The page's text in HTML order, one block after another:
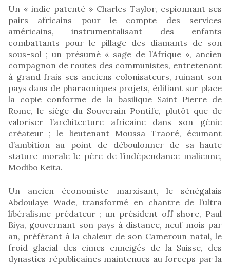
Un « indic patenté » Charles Taylor, espionnant ses
pairs africains pour le compte des services
américains, instrumentalisant des enfants
combattants pour le pillage des diamants de son
sous-sol ; un présumé « sage de l’Afrique », ancien
compagnon de routes des communistes, entretenant
à grand frais ses anciens colonisateurs, ruinant son
pays dans de pharaoniques projets, édifiant sur place
la copie conforme de la basilique Saint Pierre de
Rome, le siège du Souverain Pontife, plutôt que de
valoriser l’architecture africaine dans son génie
créateur ; le lieutenant Moussa Traoré, écumant
d’ambition au point de déboulonner de sa haute
stature morale le père de l’indépendance malienne,
Modibo Keita.
Un ancien économiste marxisant, le sénégalais
Abdoulaye Wade, transformé en chantre de l’ultra
libéralisme prédateur ; un président off shore, Paul
Biya, gouvernant son pays à distance, neuf mois par
an, préférant à la chaleur de son Cameroun natal, le
froid glacial des cimes enneigés de la Suisse, des
dynasties républicaines maintenues au forceps par la